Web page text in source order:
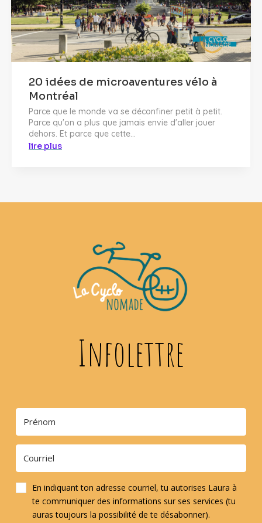
20 idées de microaventures vélo à
Montréal
Parce que le monde va se déconfiner petit à petit.
Parce qu'on a plus que jamais envie d'aller jouer
dehors. Et parce que cette...
lire plus
Infolettre
En indiquant ton adresse courriel, tu autorises Laura à
te communiquer des informations sur ses services (tu
auras toujours la possibilité de te désabonner).